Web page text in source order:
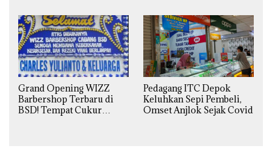
Grand Opening WIZZ
Barbershop Terbaru di
BSD! Tempat Cukur
Pedagang ITC Depok
Keluhkan Sepi Pembeli,
Omset Anjlok Sejak Covid